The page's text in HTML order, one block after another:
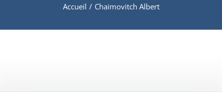
Accueil / Chaimovitch Albert